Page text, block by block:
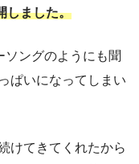
しました。
ソングのようにも聞
ぱいになってしまい
けてきてくれたから